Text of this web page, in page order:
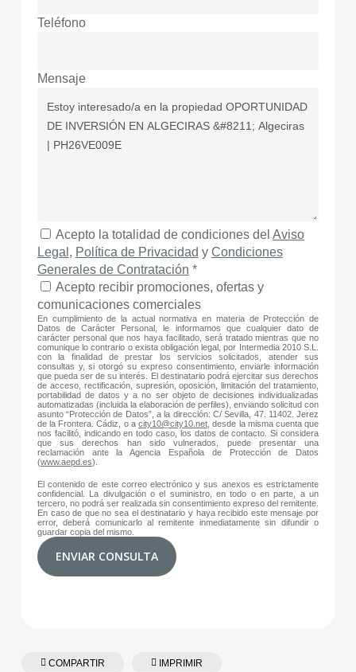
Teléfono
Mensaje
Acepto la totalidad de condiciones del Aviso
Legal , Política de Privacidad y Condiciones
Generales de Contratación *
Acepto recibir promociones, ofertas y
comunicaciones comerciales
En cumplimiento de la actual normativa en materia de Protección de
Datos de Carácter Personal, le informamos que cualquier dato de
carácter personal que nos haya facilitado, será tratado mientras que no
comunique lo contrario o exista obligación legal, por Intermedia 2010 S.L.
con la finalidad de prestar los servicios solicitados, atender sus
consultas y, si otorgó su expreso consentimiento, enviarle información
que pueda ser de su interés. El destinatario podrá ejercitar sus derechos
de acceso, rectificación, supresión, oposición, limitación del tratamiento,
portabilidad de datos y a no ser objeto de decisiones individualizadas
automatizadas (incluida la elaboración de perfiles), enviando solicitud con
asunto “Protección de Datos”, a la dirección: C/ Sevilla, 47. 11402. Jerez
de la Frontera. Cádiz, o acity10@city10.net , desde la misma cuenta que
nos facilitó, indicando en todo caso, los datos de contacto. Si considera
que sus derechos han sido vulnerados, puede presentar una
reclamación ante la Agencia Española de Protección de Datos
(www.aepd.es).
El contenido de este correo electrónico y sus anexos es estrictamente
confidencial. La divulgación o el suministro, en todo o en parte, a un
tercero, no podrá ser realizada sin consentimiento expreso del remitente.
En caso de que no sea el destinatario y haya recibido este mensaje por
error, deberá comunicarlo al remitente inmediatamente sin difundir o
guardar copia del mismo.
ENVIAR CONSULTA
COMPARTIR IMPRIMIR